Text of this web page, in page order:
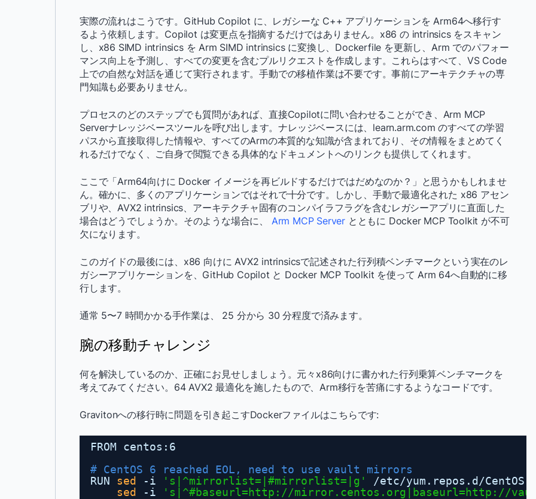
実際の流れはこうです。GitHub Copilot に、レガシーな C++ アプリケーションを Arm64へ移行す
るよう依頼します。Copilot は変更点を指摘するだけではありません。x86 の intrinsics をスキャン
し、x86 SIMD intrinsics を Arm SIMD intrinsics に変換し、Dockerfile を更新し、Arm でのパフォー
マンス向上を予測し、すべての変更を含むプルリクエストを作成します。これらはすべて、VS Code
上での自然な対話を通じて実行されます。手動での移植作業は不要です。事前にアーキテクチャの専
門知識も必要ありません。
プロセスのどのステップでも質問があれば、直接Copilotに問い合わせることができ、Arm MCP
Serverナレッジベースツールを呼び出します。ナレッジベースには、learn.arm.com のすべての学習
パスから直接取得した情報や、すべてのArmの本質的な知識が含まれており、その情報をまとめてく
れるだけでなく、ご自身で閲覧できる具体的なドキュメントへのリンクも提供してくれます。
ここで「Arm64向けに Docker イメージを再ビルドするだけではだめなのか？」と思うかもしれませ
ん。確かに、多くのアプリケーションではそれで十分です。しかし、手動で最適化された x86 アセン
ブリや、AVX2 intrinsics、アーキテクチャ固有のコンパイラフラグを含むレガシーアプリに直面した
場合はどうでしょうか。そのような場合に、 Arm MCP Server とともに Docker MCP Toolkit が不可
欠になります。
このガイドの最後には、x86 向けに AVX2 intrinsicsで記述された行列積ベンチマークという実在のレ
ガシーアプリケーションを、GitHub Copilot と Docker MCP Toolkit を使って Arm 64へ自動的に移
行します。
通常 5〜7 時間かかる手作業は、 25 分から 30 分程度で済みます。
腕の移動チャレンジ
何を解決しているのか、正確にお見せしましょう。元々x86向けに書かれた行列乗算ベンチマークを
考えてみてください。64 AVX2 最適化を施したもので、Arm移行を苦痛にするようなコードです。
Gravitonへの移行時に問題を引き起こすDockerファイルはこちらです:
FROM centos:6
# CentOS 6 reached EOL, need to use vault mirrors
RUN sed -i 's|^mirrorlist=|#mirrorlist=|g' /etc/yum .repos.d /CentOS-
sed
-i 's|^#baseurl=http://mirror.centos.org |baseurl=http://